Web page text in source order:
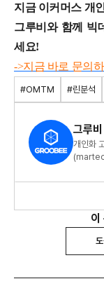
지금 이커머스 개
그루비와 함께 빅
세요!
->지금 바로 문의하
#OMTM #린분석
그루비
개인화
이